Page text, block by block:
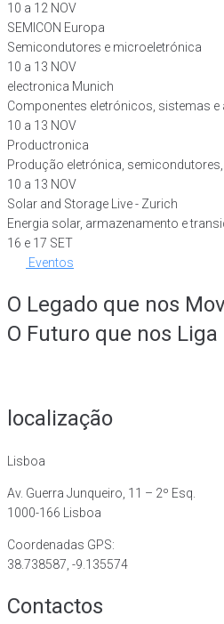
10 a 12 NOV
SEMICON Europa
Semicondutores e microeletrónica
10 a 13 NOV
electronica Munich
Componentes eletrónicos, sistemas e
10 a 13 NOV
Productronica
Produção eletrónica,
10 a 13 NOV
Solar and Storage Live - Zurich
Energia solar, armazenamento e
16 e 17 SET
Eventos
O Legado que nos
O Futuro que nos Liga
localização
Lisboa
Av. Guerra Junqueiro, 11 – 2º Esq.
1000-166 Lisboa
Coordenadas GPS:
38.738587, -9.135574
Contactos